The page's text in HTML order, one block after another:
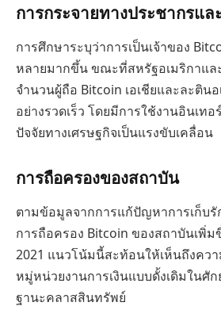
การกระจายทางประชากรแ
การศึกษาระบุว่าการเป็นเจ้าของ
หลายมากขึ้น ขณะที่สหรัฐอเมริกาแล
จำนวนผู้ถือ Bitcoin เอเชียและละติน
อย่างรวดเร็ว โดยมีการใช้งานอินเท
ปัจจัยทางเศรษฐกิจเป็นแรงขับเคลื่อน
การถือครองของสถาบัน
ตามข้อมูลจากการแก้ปัญหาการเก็บรั
การถือครอง Bitcoin ของสถาบันเพิ่
2021 แนวโน้มนี้สะท้อนให้เห็นถึงคว
หมู่หน่วยงานการเงินแบบดั้งเดิมในศั
ฐานะคลาสสินทรัพย์